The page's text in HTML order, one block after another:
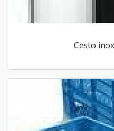
Cesto